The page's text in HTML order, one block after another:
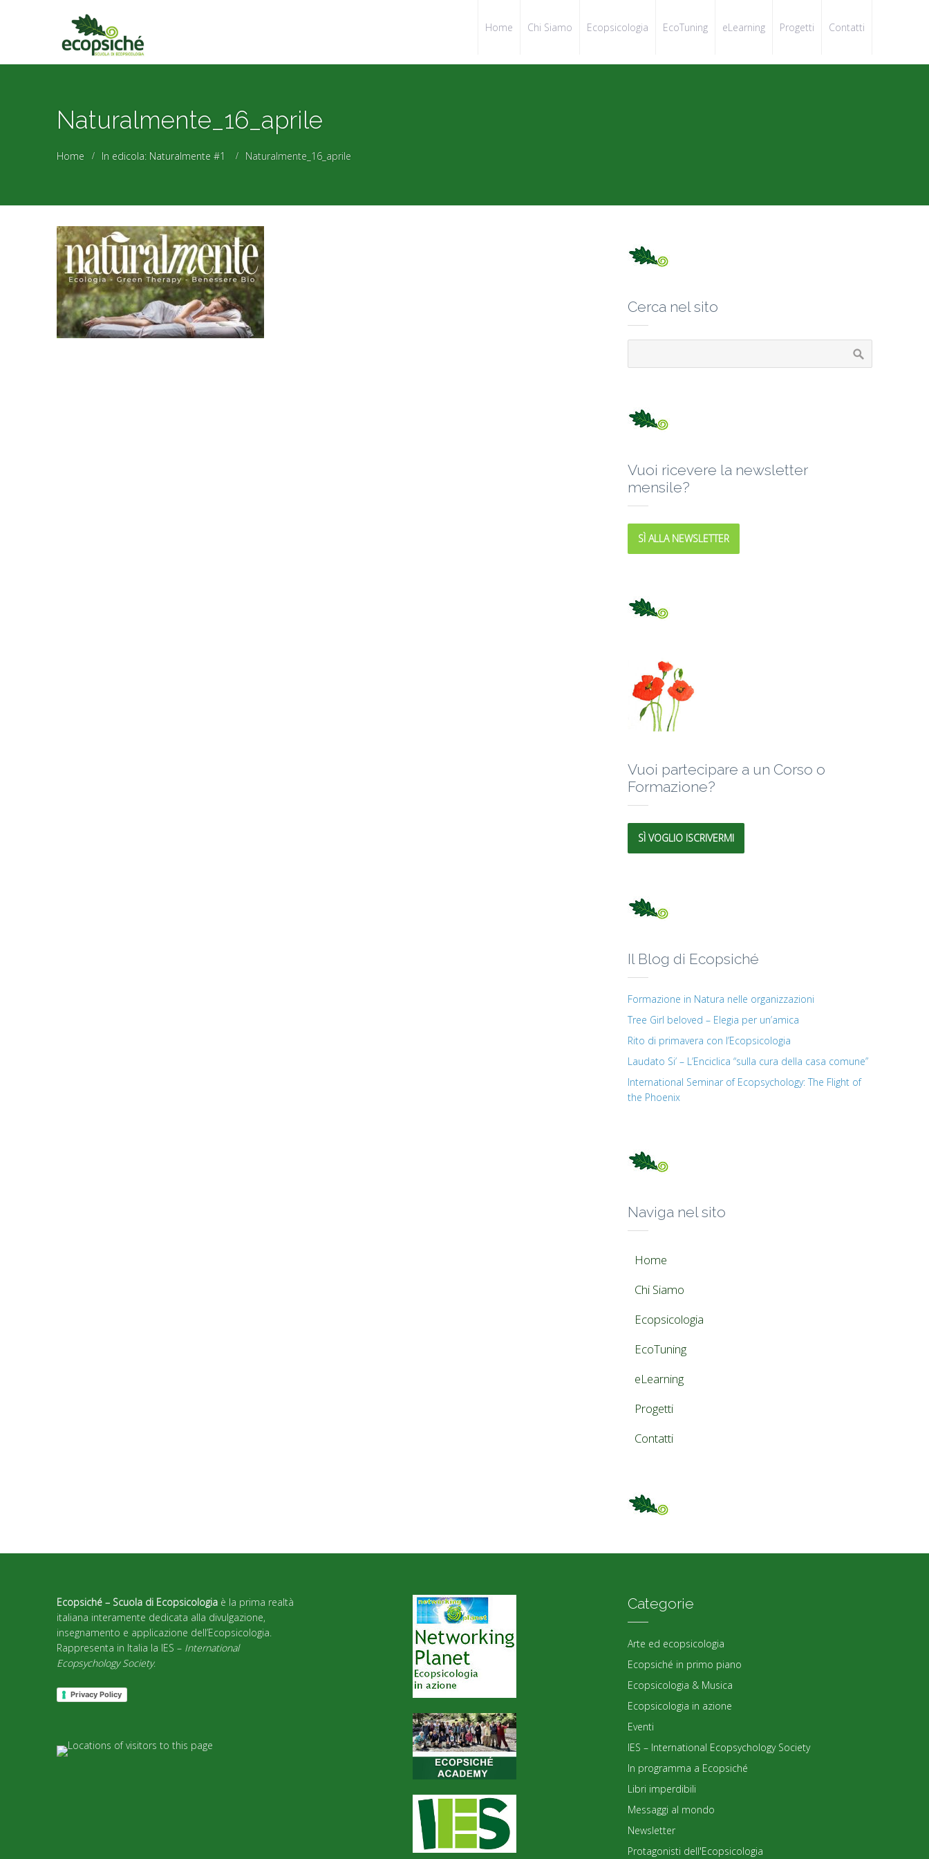
Home Chi Siamo Ecopsicologia EcoTuning eLearning Progetti Contatti
Naturalmente_16_aprile
Home In edicola: Naturalmente #1 Naturalmente_16_aprile
Cerca nel sito
Vuoi ricevere la newsletter
mensile?
SÌ ALLA NEWSLETTER
Vuoi partecipare a un Corso o
Formazione?
SÌ VOGLIO ISCRIVERMI
Il Blog di Ecopsiché
Formazione in Natura nelle organizzazioni
Tree Girl beloved – Elegia per un’amica
Rito di primavera con l’Ecopsicologia
Laudato Si’ – L’Enciclica “sulla cura della casa comune”
International Seminar of Ecopsychology: The Flight of
the Phoenix
Naviga nel sito
Home
Chi Siamo
Ecopsicologia
EcoTuning
eLearning
Progetti
Contatti
Ecopsiché – Scuola di Ecopsicologia è la prima realtà
italiana interamente dedicata alla divulgazione,
insegnamento e applicazione dell’Ecopsicologia.
Rappresenta in Italia la IES – International
Ecopsychology Society.
Privacy Policy
Categorie
Arte ed ecopsicologia
Ecopsiché in primo piano
Ecopsicologia & Musica
Ecopsicologia in azione
Eventi
IES – International Ecopsychology Society
In programma a Ecopsiché
Libri imperdibili
Messaggi al mondo
Newsletter
Protagonisti dell'Ecopsicologia